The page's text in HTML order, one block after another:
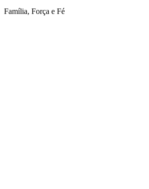
Família, Força e Fé